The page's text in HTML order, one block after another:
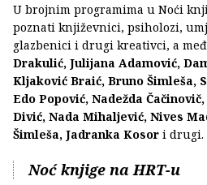
U brojnim programima u Noći
poznati književnici, psiholozi,
glazbenici i drugi kreativci, a
Drakulić, Julijana Adamović,
Kljaković Braić, Bruno Šimleša,
Edo Popović, Nadežda
Divić, Nada Mihaljević, Nives
Šimleša, Jadranka Kosor i drugi.
Noć knjige na HRT-u